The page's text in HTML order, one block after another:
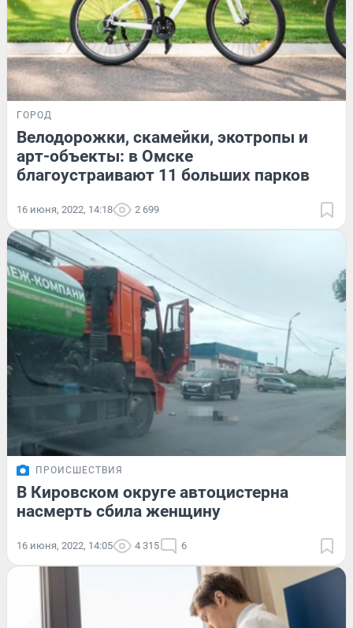
ГОРОД
Велодорожки, скамейки, экотропы и
арт-объекты: в Омске
благоустраивают 11 больших парков
16 июня, 2022, 14:18 2 699
ПРОИСШЕСТВИЯ
В Кировском округе автоцистерна
насмерть сбила женщину
16 июня, 2022, 14:05 4 315 6